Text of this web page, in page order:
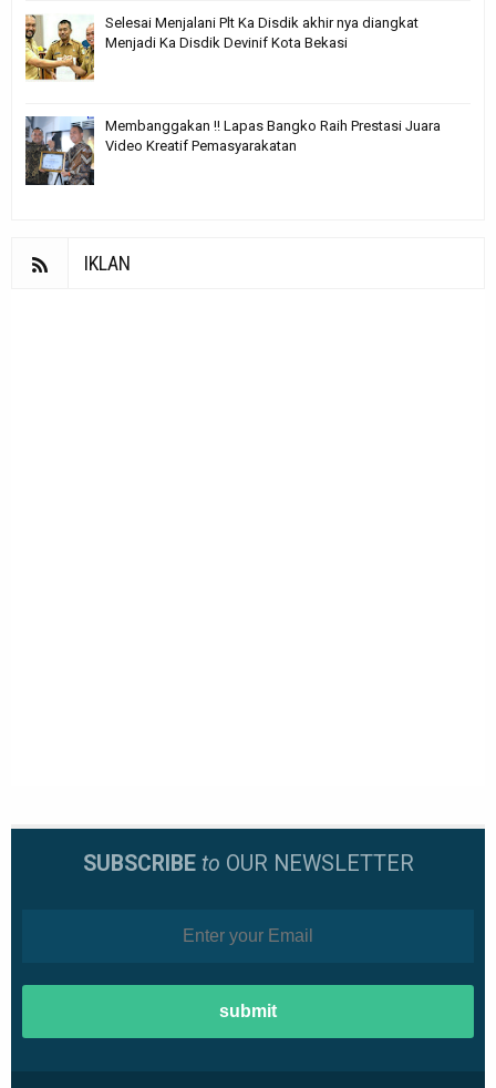
Selesai Menjalani Plt Ka Disdik akhir nya diangkat
Menjadi Ka Disdik Devinif Kota Bekasi
Membanggakan !! Lapas Bangko Raih Prestasi Juara
Video Kreatif Pemasyarakatan
IKLAN
SUBSCRIBE to OUR NEWSLETTER